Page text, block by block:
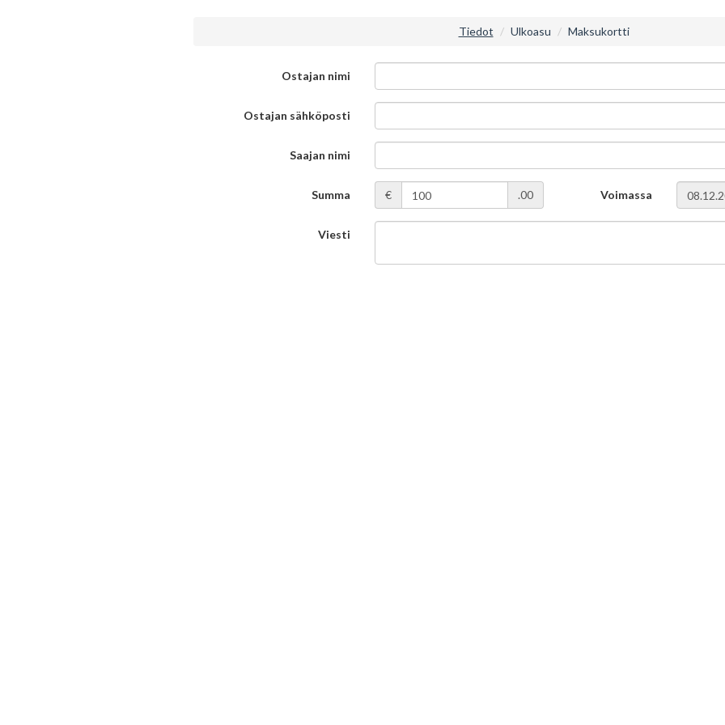
Tiedot Ulkoasu Maksukortti
Ostajan nimi
Ostajan sähköposti
Saajan nimi
Summa € .00 Voimassa
Viesti